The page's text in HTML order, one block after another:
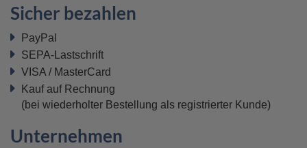
Sicher bezahlen
PayPal
SEPA-Lastschrift
VISA / MasterCard
Kauf auf Rechnung
(bei wiederholter Bestellung als registrierter Kunde)
Unternehmen